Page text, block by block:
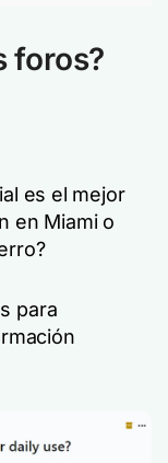
foros?
es el mejor
en Miami o
para